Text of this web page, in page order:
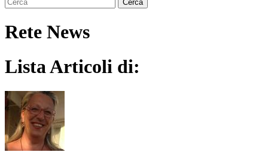
Rete News
Lista Articoli di: